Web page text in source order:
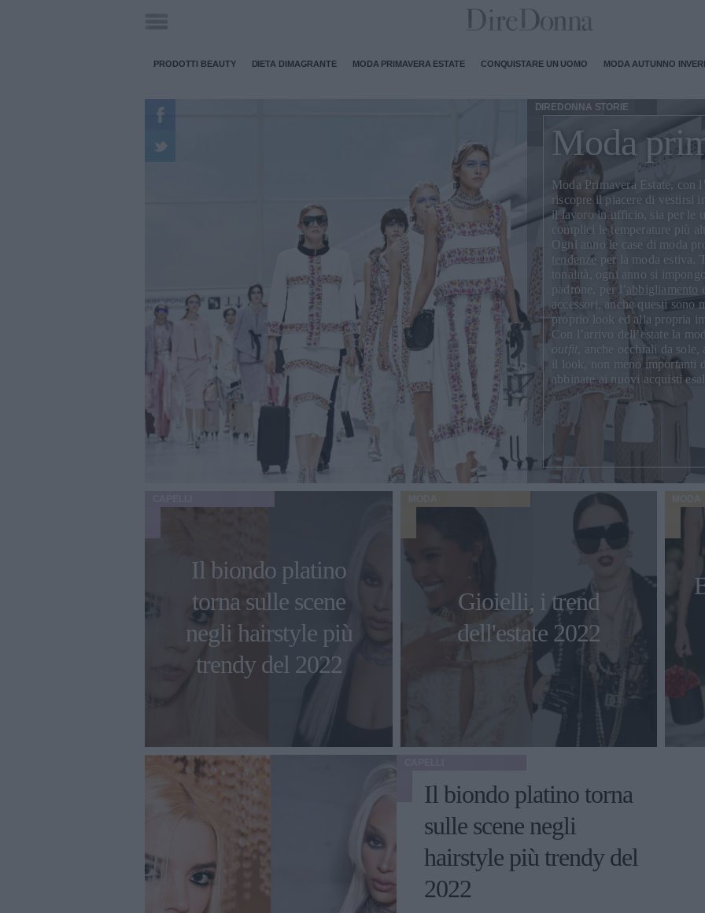
PRODOTTI BEAUTY DIETA DIMAGRANTE MODA PRIMAVERA ESTATE CONQUISTARE UN UOMO MODA AUTUNNO
DIREDONNA STORIE
Moda
Moda Primavera Estate, con
riscopre il piacere di vestirsi
il lavoro in ufficio, sia per le
complici le temperature più
Ogni anno le case di moda
tendenze per la moda estiva.
tonalità
, ogni anno si
padrone, per l’ abbigliamento
accessori , anche questi sono
proprio look ed alla propria
Con l’arrivo dell’estate la
outfit
, anche occhiali da sole,
il look, non meno importanti
abbinare ai nuovi acquisti
Il biondo platino
torna sulle scene
negli hairstyle più
trendy del 2022
MODA
Gioielli, i trend
dell'estate 2022
MODA
Il biondo platino torna
sulle scene negli
hairstyle più trendy del
2022